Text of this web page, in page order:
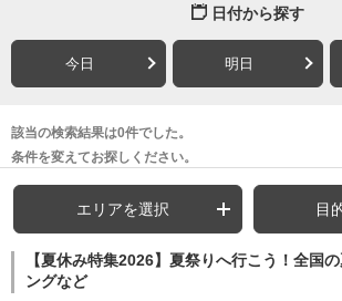
日付から探す
今日 明日
該当の検索結果は0件でした。
条件を変えてお探しください。
エリアを選択 目
【夏休み特集2026】夏祭りへ行こう！全国
ングなど